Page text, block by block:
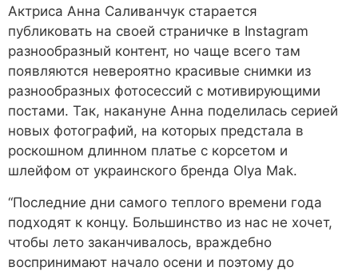
Актриса Анна Саливанчук старается
публиковать на своей страничке в Instagram
разнообразный контент, но чаще всего там
появляются невероятно красивые снимки из
разнообразных фотосессий с мотивирующими
постами. Так, накануне Анна поделилась серией
новых фотографий, на которых предстала в
роскошном длинном платье с корсетом и
шлейфом от украинского бренда Olya Mak.
“Последние дни самого теплого времени года
подходят к концу. Большинство из нас не хочет,
чтобы лето заканчивалось, враждебно
воспринимают начало осени и поэтому до